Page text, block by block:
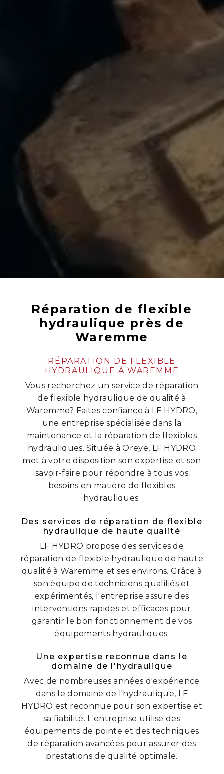
Réparation de flexible
hydraulique près de
Waremme
RÉPARATION DE FLEXIBLE
HYDRAULIQUE À WAREMME
Vous recherchez un service de réparation
de flexible hydraulique de qualité à
Waremme? Faites confiance à LF HYDRO,
une entreprise spécialisée dans la
maintenance et la réparation de flexibles
hydrauliques. Située à Oreye, LF HYDRO
met à votre disposition son expertise et son
savoir-faire pour répondre à tous vos
besoins en matière de flexibles
hydrauliques.
Des services de réparation de flexible
hydraulique de haute qualité
LF HYDRO propose des services de
réparation de flexible hydraulique de haute
qualité à Waremme et ses environs. Grâce à
son équipe de techniciens qualifiés et
expérimentés, l'entreprise assure des
interventions rapides et efficaces pour
garantir le bon fonctionnement de vos
équipements hydrauliques.
Une expertise reconnue dans le
domaine de l'hydraulique
Avec de nombreuses années d'expérience
dans le domaine de l'hydraulique, LF
HYDRO est reconnue pour son expertise et
sa fiabilité. L'entreprise utilise des
équipements de pointe et des techniques
de réparation avancées pour assurer des
prestations de qualité optimale.